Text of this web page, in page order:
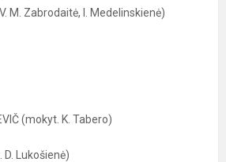
M. Zabrodaitė, I. Medelinskienė)
(mokyt. K. Tabero)
D. Lukošienė)